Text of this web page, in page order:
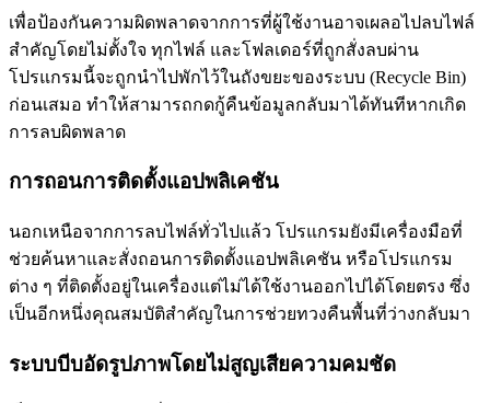
เพื่อป้องกันความผิดพลาดจากการที่ผู้ใช้งานอาจเผลอไปลบไฟล์
สำคัญโดยไม่ตั้งใจ ทุกไฟล์ และโฟลเดอร์ที่ถูกสั่งลบผ่าน
โปรแกรมนี้จะถูกนำไปพักไว้ในถังขยะของระบบ (Recycle Bin)
ก่อนเสมอ ทำให้สามารถกดกู้คืนข้อมูลกลับมาได้ทันทีหากเกิด
การลบผิดพลาด
การถอนการติดตั้งแอปพลิเคชัน
นอกเหนือจากการลบไฟล์ทั่วไปแล้ว โปรแกรมยังมีเครื่องมือที่
ช่วยค้นหาและสั่งถอนการติดตั้งแอปพลิเคชัน หรือโปรแกรม
ต่าง ๆ ที่ติดตั้งอยู่ในเครื่องแต่ไม่ได้ใช้งานออกไปได้โดยตรง ซึ่ง
เป็นอีกหนึ่งคุณสมบัติสำคัญในการช่วยทวงคืนพื้นที่ว่างกลับมา
ระบบบีบอัดรูปภาพโดยไม่สูญเสียความคมชัด